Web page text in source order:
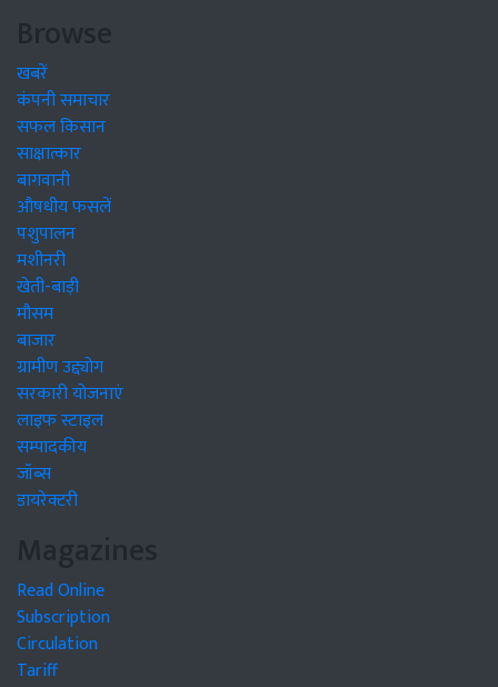
Browse
खबरें
कंपनी समाचार
सफल किसान
साक्षात्कार
बागवानी
औषधीय फसलें
पशुपालन
मशीनरी
खेती-बाड़ी
मौसम
बाजार
ग्रामीण उद्द्योग
सरकारी योजनाएं
लाइफ स्टाइल
सम्पादकीय
जॉब्स
डायरेक्टरी
Magazines
Read Online
Subscription
Circulation
Tariff